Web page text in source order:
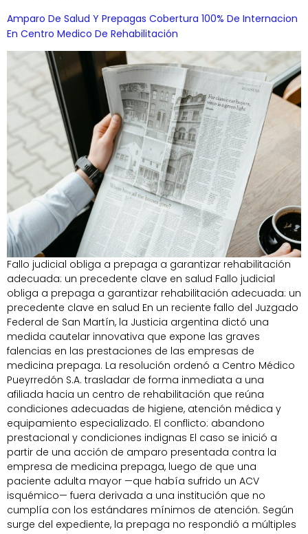
Amparo De Salud Y Prepagas Cobertura 100% De Internacion
En Centro Medico De Rehabilitación
Fallo judicial obliga a prepaga a garantizar rehabilitación
adecuada: un precedente clave en salud Fallo judicial
obliga a prepaga a garantizar rehabilitación adecuada: un
precedente clave en salud En un reciente fallo del Juzgado
Federal de San Martín, la Justicia argentina dictó una
medida cautelar innovativa que expone las graves
falencias en las prestaciones de las empresas de
medicina prepaga. La resolución ordenó a Centro Médico
Pueyrredón S.A. trasladar de forma inmediata a una
afiliada hacia un centro de rehabilitación que reúna
condiciones adecuadas de higiene, atención médica y
equipamiento especializado. El conflicto: abandono
prestacional y condiciones indignas El caso se inició a
partir de una acción de amparo presentada contra la
empresa de medicina prepaga, luego de que una
paciente adulta mayor —que había sufrido un ACV
isquémico— fuera derivada a una institución que no
cumplía con los estándares mínimos de atención. Según
surge del expediente, la prepaga no respondió a múltiples